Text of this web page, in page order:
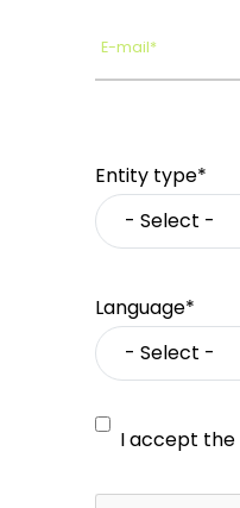
E-mail*
Entity type*
Language*
I accept the